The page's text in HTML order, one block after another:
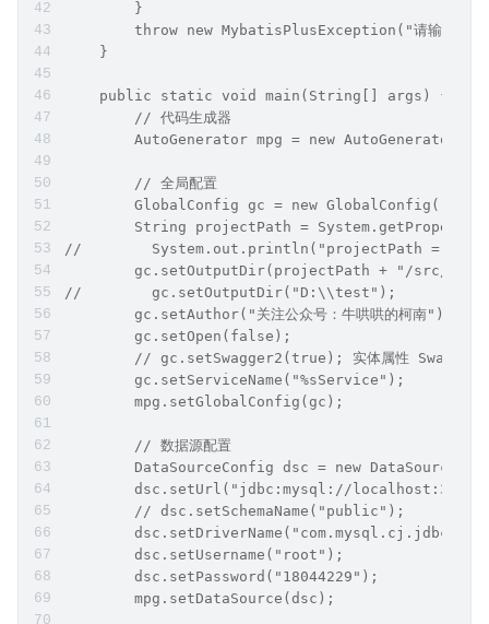
        }
throw new MybatisPlusException("请输入正
    }
    public static void main(String[] args) {
        // 代码生成器
        AutoGenerator mpg = new AutoGenerator();
        // 全局配置
        GlobalConfig gc = new GlobalConfig();
String projectPath =
//        System.out.println("projectPath = " +
gc.setOutputDir(projectPath + "/src/
//        gc.setOutputDir("D:\\test");
        gc.setAuthor("关注公众号：牛哄哄的柯南");
        gc.setOpen(false);
// gc.setSwagger2(true); 实体属性 Swagger2
        gc.setServiceName("%sService");
        mpg.setGlobalConfig(gc);
        // 数据源配置
DataSourceConfig dsc = new
dsc.setUrl("jdbc:mysql://
        // dsc.setSchemaName("public");
        dsc.setUsername("root");
        dsc.setPassword("18044229");
        mpg.setDataSource(dsc);